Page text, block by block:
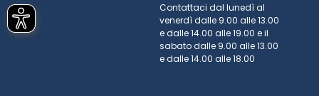
Contattaci dal lunedì al
venerdì dalle 9.00 alle 13.00
e dalle 14.00 alle 19.00 e il
sabato dalle 9.00 alle 13.00
e dalle 14.00 alle 18.00